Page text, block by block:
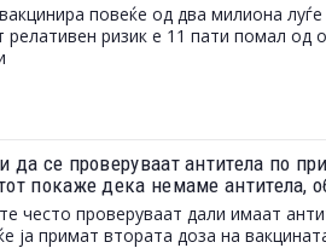
повеќе од два милиона
релативен ризик е 11 пати помал од
да се проверуваат антитела по
покаже дека немаме антитела,
Петличковски
често проверуваат дали имаат
ја примат втората доза на